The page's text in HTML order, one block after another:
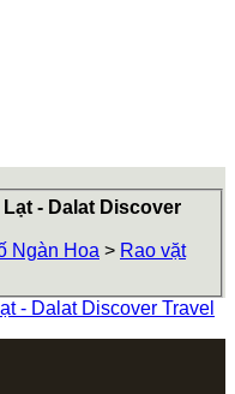
- Dalat Discover
Ngàn Hoa > Rao vặt